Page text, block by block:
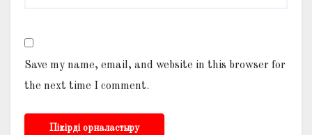
Save my name, email, and website in this browser for
the next time I comment.